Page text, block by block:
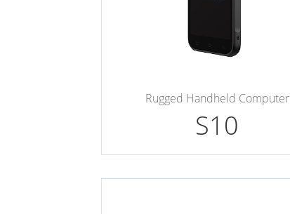
Rugged Handheld Computer
S10